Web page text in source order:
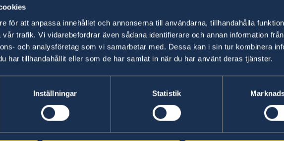
för att anpassa innehållet och annonserna till användarna, tillhandahålla
trafik. Vi vidarebefordrar även sådana identifierare och annan information
och analysföretag som vi samarbetar med. Dessa kan i sin tur kombinera
har tillhandahållit eller som de har samlat in när du har använt deras tjänster.
Inställningar Statistik
Om du exempelvis har tappat ditt bankkort kan du få hjälp
kontanter genom att överföra pengar från ditt eget konto. Du
bankens eventuella avgift samt UD:s avgift.
Om du behöver pengar för att resa hem eller betala sjukvård,
pengar och inte själv har möjlighet att kontakta anhöriga
av UD och ambassaden. Du lämnar då namn och
UD kan kontakta i Sverige. De betalar in det belopp du
inklusive UD:s avgift. Pengarna administreras därefter av
betalning av sjukhusräkning, och biljetter. Pengarna kan
lokal valuta.